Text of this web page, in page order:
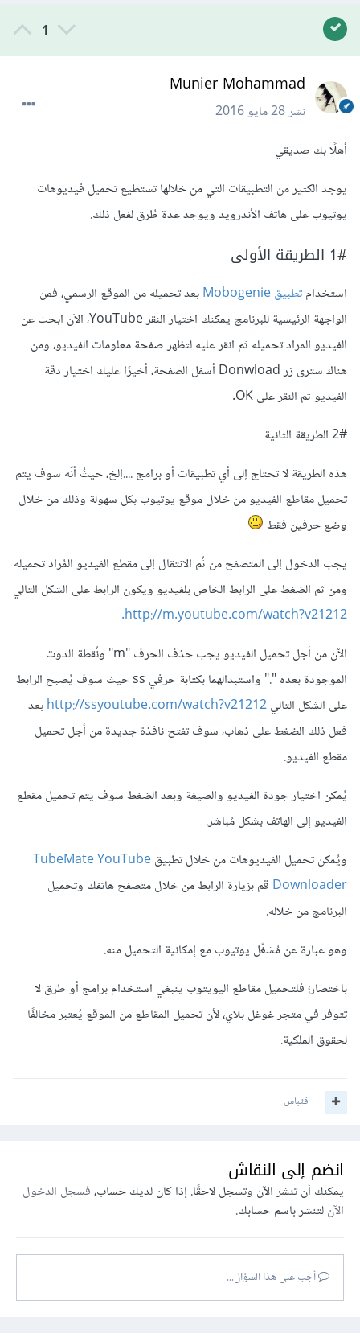
1
Munier Mohammad
نشر28 مايو 2016
أهلًا بك صديقي
يوجد الكثير من التطبيقات التي من خلالها تستطيع تحميل فيديوهات
يوتيوب على هاتف الأندرويد ويوجد عدة طُرق لفعل ذلك.
1# الطريقة الأولى
استخدامتطبيق Mobogenie
بعد تحميله من الموقع الرسمي، فمن
الواجهة الرئيسية للبرنامج يمكنك اختيار النقر YouTube، الآن ابحث عن
الفيديو المراد تحميله ثم انقر عليه لتظهر صفحة معلومات الفيديو، ومن
هناك سترى زر Donwload أسفل الصفحة، أخيرًا عليك اختيار دقة
الفيديو ثم النقر على OK.
2# الطريقة الثانية
هذه الطريقة لا تحتاج إلى أي تطبيقات أو برامج ....إلخ، حيثُ أنّه سوف يتم
تحميل مقاطع الفيديو من خلال موقع يوتيوب بكل سهولة وذلك من خلال
وضع حرفين فقط
يجب الدخول إلى المتصفح من ثُم الانتقال إلى مقطع الفيديو المُراد تحميله
ومن ثم الضغط على الرابط الخاص بلفيديو ويكون الرابط على الشكل التالي
http://m.youtube.com/watch?v21212.
الآن من أجل تحميل الفيديو يجب حذف الحرف "m" ونُقطة الدوت
الموجودة بعده "." واستبدالهما بكتابة حرفي ss حيث سوف يُصبح الرابط
على الشكل التاليhttp://ssyoutube.com/watch?v21212بعد
فعل ذلك الضغط على ذهاب، سوف تفتح نافذة جديدة من أجل تحميل
مقطع الفيديو.
يُمكن اختيار جودة الفيديو والصيغة وبعد الضغط سوف يتم تحميل مقطع
الفيديو إلى الهاتف بشكل مُباشر.
ويُمكن تحميل الفيديوهات من خلال تطبيقTubeMate YouTube
Downloaderقم بزيارة الرابط من خلال متصفح هاتفك وتحميل
البرنامج من خلاله.
وهو عبارة عن مُشغّل يوتيوب مع إمكانية التحميل منه.
باختصار؛ فلتحميل مقاطع اليويتوب ينبغي استخدام برامج أو طرق لا
تتوفر في متجر غوغل بلاي، لأن تحميل المقاطع من الموقع يُعتبر مخالفًا
لحقوق الملكية.
اقتباس
انضم إلى النقاش
يمكنك أن تنشر الآن وتسجل لاحقًا. إذا كان لديك حساب،فسجل الدخول
الآنلتنشر باسم حسابك.
أجب على هذا السؤال...